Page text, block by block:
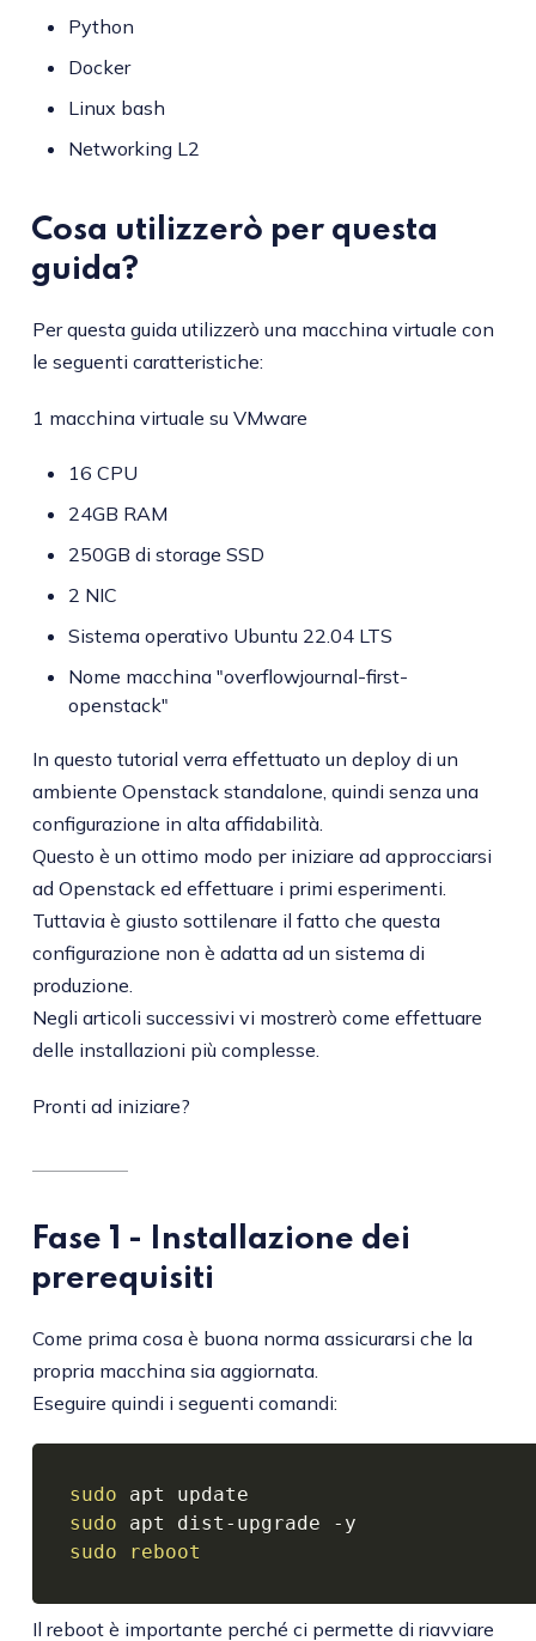
Python
Docker
Linux bash
Networking L2
Cosa utilizzerò per questa
guida?
Per questa guida utilizzerò una macchina virtuale con
le seguenti caratteristiche:
1 macchina virtuale su VMware
16 CPU
24GB RAM
250GB di storage SSD
2 NIC
Sistema operativo Ubuntu 22.04 LTS
Nome macchina "overflowjournal-first-
openstack"
In questo tutorial verra effettuato un deploy di un
ambiente Openstack standalone, quindi senza una
configurazione in alta affidabilità.
Questo è un ottimo modo per iniziare ad approcciarsi
ad Openstack ed effettuare i primi esperimenti.
Tuttavia è giusto sottilenare il fatto che questa
configurazione non è adatta ad un sistema di
produzione.
Negli articoli successivi vi mostrerò come effettuare
delle installazioni più complesse.
Pronti ad iniziare?
Fase 1 - Installazione dei
prerequisiti
Come prima cosa è buona norma assicurarsi che la
propria macchina sia aggiornata.
Eseguire quindi i seguenti comandi:
sudo
sudo
sudo
reboot
Il reboot è importante perché ci permette di riavviare